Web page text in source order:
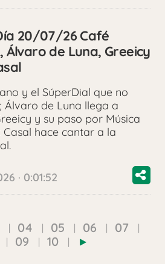
20/07/26 Café
Álvaro de Luna, Greeicy
y el SúperDial que no
Álvaro de Luna llega a
y su paso por Música
Casal hace cantar a la
· 0:01:52
04 05 06
07
09 10